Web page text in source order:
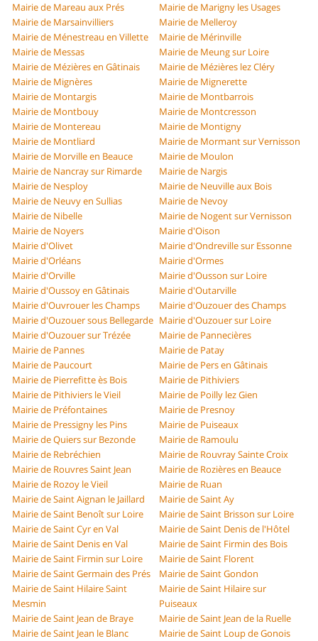
Mairie de Mareau aux Prés
Mairie de Marigny les Usages
Mairie de Marsainvilliers
Mairie de Melleroy
Mairie de Ménestreau en Villette
Mairie de Mérinville
Mairie de Messas
Mairie de Meung sur Loire
Mairie de Mézières en Gâtinais
Mairie de Mézières lez Cléry
Mairie de Mignères
Mairie de Mignerette
Mairie de Montargis
Mairie de Montbarrois
Mairie de Montbouy
Mairie de Montcresson
Mairie de Montereau
Mairie de Montigny
Mairie de Montliard
Mairie de Mormant sur Vernisson
Mairie de Morville en Beauce
Mairie de Moulon
Mairie de Nancray sur Rimarde
Mairie de Nargis
Mairie de Nesploy
Mairie de Neuville aux Bois
Mairie de Neuvy en Sullias
Mairie de Nevoy
Mairie de Nibelle
Mairie de Nogent sur Vernisson
Mairie de Noyers
Mairie d'Oison
Mairie d'Olivet
Mairie d'Ondreville sur Essonne
Mairie d'Orléans
Mairie d'Ormes
Mairie d'Orville
Mairie d'Ousson sur Loire
Mairie d'Oussoy en Gâtinais
Mairie d'Outarville
Mairie d'Ouvrouer les Champs
Mairie d'Ouzouer des Champs
Mairie d'Ouzouer sous Bellegarde Mairie d'Ouzouer sur Loire
Mairie d'Ouzouer sur Trézée
Mairie de Pannecières
Mairie de Pannes
Mairie de Patay
Mairie de Paucourt
Mairie de Pers en Gâtinais
Mairie de Pierrefitte ès Bois
Mairie de Pithiviers
Mairie de Pithiviers le Vieil
Mairie de Poilly lez Gien
Mairie de Préfontaines
Mairie de Presnoy
Mairie de Pressigny les Pins
Mairie de Puiseaux
Mairie de Quiers sur Bezonde
Mairie de Ramoulu
Mairie de Rebréchien
Mairie de Rouvray Sainte Croix
Mairie de Rouvres Saint Jean
Mairie de Rozières en Beauce
Mairie de Rozoy le Vieil
Mairie de Ruan
Mairie de Saint Aignan le Jaillard
Mairie de Saint Ay
Mairie de Saint Benoît sur Loire
Mairie de Saint Brisson sur Loire
Mairie de Saint Cyr en Val
Mairie de Saint Denis de l'Hôtel
Mairie de Saint Denis en Val
Mairie de Saint Firmin des Bois
Mairie de Saint Firmin sur Loire
Mairie de Saint Florent
Mairie de Saint Germain des Prés
Mairie de Saint Gondon
Mairie de Saint Hilaire Saint
Mesmin
Mairie de Saint Hilaire sur
Puiseaux
Mairie de Saint Jean de Braye
Mairie de Saint Jean de la Ruelle
Mairie de Saint Jean le Blanc
Mairie de Saint Loup de Gonois